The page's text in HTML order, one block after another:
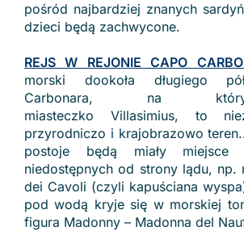
pośród najbardziej znanych
dzieci będą zachwycone.
REJS W REJONIE CAPO
morski dookoła długiego
Carbonara, na
miasteczko Villasimius, to
przyrodniczo i krajobrazowo
postoje będą miały miejsce
niedostępnych od strony lądu, np.
dei Cavoli (czyli kapuściana
pod wodą kryje się w morskiej
figura Madonny – Madonna del